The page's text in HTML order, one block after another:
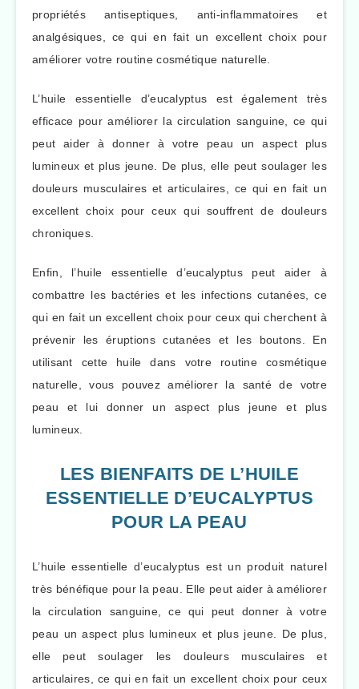
propriétés antiseptiques, anti-inflammatoires et
analgésiques, ce qui en fait un excellent choix pour
améliorer votre routine cosmétique naturelle.
L’huile essentielle d’eucalyptus est également très
efficace pour améliorer la circulation sanguine, ce qui
peut aider à donner à votre peau un aspect plus
lumineux et plus jeune. De plus, elle peut soulager les
douleurs musculaires et articulaires, ce qui en fait un
excellent choix pour ceux qui souffrent de douleurs
chroniques.
Enfin, l’huile essentielle d’eucalyptus peut aider à
combattre les bactéries et les infections cutanées, ce
qui en fait un excellent choix pour ceux qui cherchent à
prévenir les éruptions cutanées et les boutons. En
utilisant cette huile dans votre routine cosmétique
naturelle, vous pouvez améliorer la santé de votre
peau et lui donner un aspect plus jeune et plus
lumineux.
LES BIENFAITS DE L’HUILE
ESSENTIELLE D’EUCALYPTUS
POUR LA PEAU
L’huile essentielle d’eucalyptus est un produit naturel
très bénéfique pour la peau. Elle peut aider à améliorer
la circulation sanguine, ce qui peut donner à votre
peau un aspect plus lumineux et plus jeune. De plus,
elle peut soulager les douleurs musculaires et
articulaires, ce qui en fait un excellent choix pour ceux